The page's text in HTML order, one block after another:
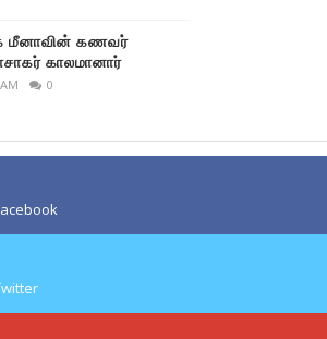
மீனாவின் கணவர்
காலமானார்
0